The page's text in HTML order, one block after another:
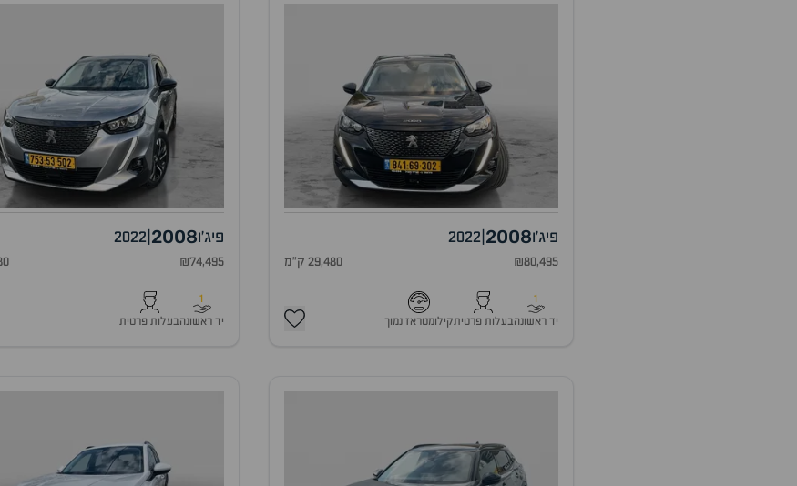
פיג'ו2008
|
2022
₪80,495 29,480 ק"מ
1
יד ראשונהבעלות פרטיתקילומטראז נמוך
פיג'ו2008
2022
₪74,495
1
יד ראשונהבעלות פרטית